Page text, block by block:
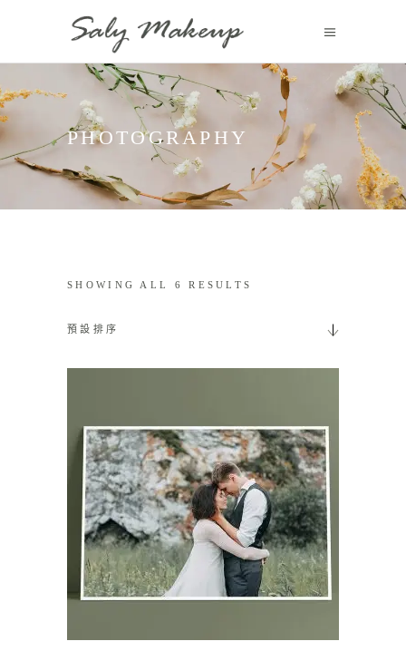
PHOTOGRAPHY
SHOWING ALL 6 RESULTS
預設排序